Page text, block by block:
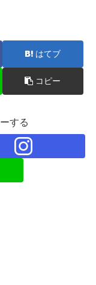
はてブ
コピー
する